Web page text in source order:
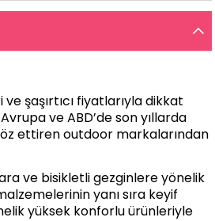
şaşırtıcı fiyatlarıyla dikkat
ve ABD’de son yıllarda
ettiren outdoor markalarından
ve bisikletli gezginlere yönelik
yanı sıra keyif
yüksek konforlu ürünleriyle